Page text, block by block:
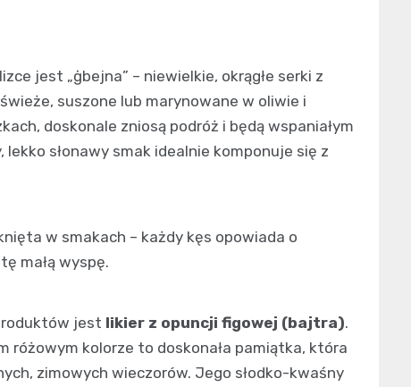
jest „ġbejna” – niewielkie, okrągłe serki z
suszone lub marynowane w oliwie i
doskonale zniosą podróż i będą wspaniałym
słonawy smak idealnie komponuje się z
w smakach – każdy kęs opowiada o
małą wyspę.
jest likier z opuncji figowej (bajtra).
różowym kolorze to doskonała pamiątka, która
zimowych wieczorów. Jego słodko-kwaśny